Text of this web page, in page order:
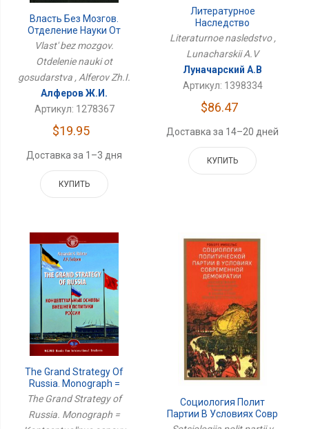
Власть Без Мозгов.
Отделение Науки От
Государства
Vlast' bez mozgov.
Otdelenie nauki ot
gosudarstva , Alferov Zh.I.
Алферов Ж.И.
Артикул: 1278367
$19.95
Доставка за 1–3 дня
КУПИТЬ
Литературное
Наследство
Literaturnoe nasledstvo ,
Lunacharskii A.V
Луначарский А.В
Артикул: 1398334
$86.47
Доставка за 14–20 дней
КУПИТЬ
The Grand Strategy Of
Russia. Monograph =
Концептуальные
Основы Внешней
Политики России:
The Grand Strategy of
Russia. Monograph =
Социология Полит
Партии В Условиях Совр
Демократии